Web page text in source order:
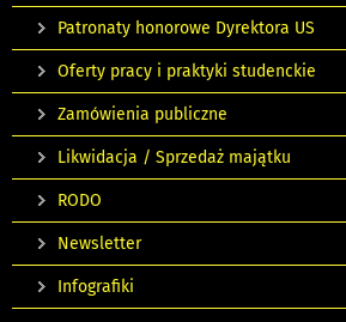
Patronaty honorowe Dyrektora US
Oferty pracy i praktyki studenckie
Zamówienia publiczne
Likwidacja / Sprzedaż majątku
RODO
Newsletter
Infografiki